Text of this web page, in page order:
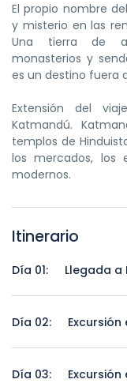
El propio nombre
y misterio en las
Una tierra de
monasterios y
es un destino fuera
Extensión del
Katmandú.
templos de
los mercados, los
modernos.
Itinerario
Día 01: Llegada a
Día 02:
Día 03: